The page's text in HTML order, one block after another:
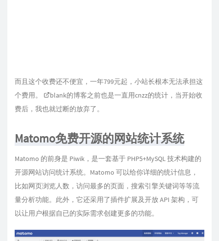
而且这个收费还不便宜，一年799元起，小站长根本无法承担这
个费用。
blank的博客之前也是一直用cnzz的统计，当开始收
费后，我也就过断的放弃了。
Matomo免费开源的网站统计系统
Matomo 的前身是 Piwik，是一套基于 PHP5+MySQL 技术构建的
开源网站访问统计系统。Matomo 可以给你详细的统计信息，
比如网页浏览人数，访问最多的页面，搜索引擎关键词等等流
量分析功能。此外，它还采用了插件扩展及开放 API 架构，可
以让用户根据自已的实际需求创建更多的功能。